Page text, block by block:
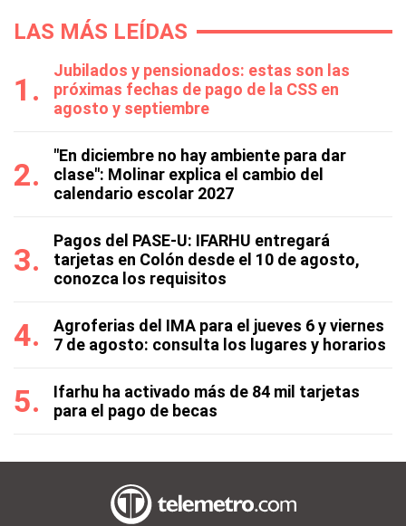
LAS MÁS LEÍDAS
Jubilados y pensionados: estas son las
próximas fechas de pago de la CSS en
agosto y septiembre
"En diciembre no hay ambiente para dar
clase": Molinar explica el cambio del
calendario escolar 2027
Pagos del PASE-U: IFARHU entregará
tarjetas en Colón desde el 10 de agosto,
conozca los requisitos
Agroferias del IMA para el jueves 6 y viernes
7 de agosto: consulta los lugares y horarios
Ifarhu ha activado más de 84 mil tarjetas
para el pago de becas